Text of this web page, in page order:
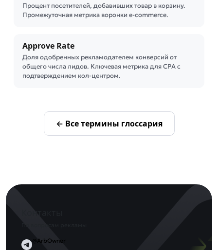
Процент посетителей, добавивших товар в корзину.
Промежуточная метрика воронки e-commerce.
Approve Rate
Доля одобренных рекламодателем конверсий от
общего числа лидов. Ключевая метрика для CPA с
подтверждением кол-центром.
← Все термины глоссария
@ArbOwner